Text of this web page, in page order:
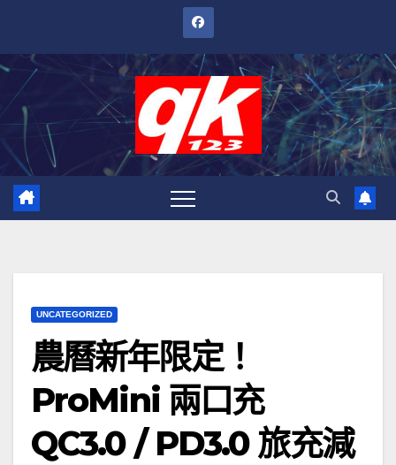
內
UNCATEGORIZED
農曆新年限定！
ProMini 兩口充
QC3.0 / PD3.0 旅充減